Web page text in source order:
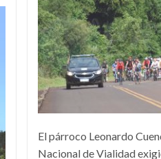
El párroco Leonardo
Nacional de Vialidad